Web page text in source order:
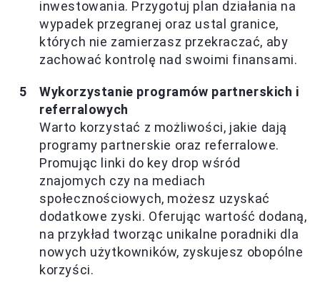
inwestowania. Przygotuj plan działania na
wypadek przegranej oraz ustal granice,
których nie zamierzasz przekraczać, aby
zachować kontrolę nad swoimi finansami.
Wykorzystanie programów partnerskich i
referralowych
Warto korzystać z możliwości, jakie dają
programy partnerskie oraz referralowe.
Promując linki do key drop wśród
znajomych czy na mediach
społecznościowych, możesz uzyskać
dodatkowe zyski. Oferując wartość dodaną,
na przykład tworząc unikalne poradniki dla
nowych użytkowników, zyskujesz obopólne
korzyści.